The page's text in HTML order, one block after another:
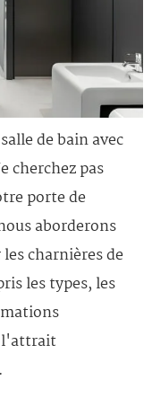
de bain avec
cherchez pas
porte de
aborderons
charnières de
les types, les
l'attrait